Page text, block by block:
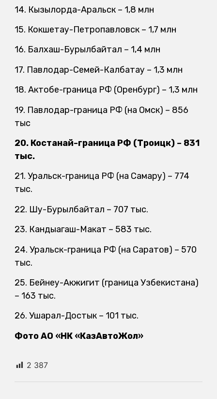
14. Кызылорда-Аральск – 1,8 млн
15. Кокшетау-Петропавловск – 1,7 млн
16. Балхаш-Бурылбайтал – 1,4 млн
17. Павлодар-Семей-Калбатау – 1,3 млн
18. Актобе-граница РФ (Оренбург) – 1,3 млн
19. Павлодар-граница РФ (на Омск) – 856
тыс
20. Костанай-граница РФ (Троицк) – 831
тыс.
21. Уральск-граница РФ (на Самару) – 774
тыс.
22. Шу-Бурылбайтал – 707 тыс.
23. Кандыагаш-Макат – 583 тыс.
24. Уральск-граница РФ (на Саратов) – 570
тыс.
25. Бейнеу-Акжигит (граница Узбекистана)
– 163 тыс.
26. Ушарал-Достык – 101 тыс.
Фото АО «НК «КазАвтоЖол»
2 387